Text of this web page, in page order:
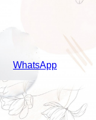
WhatsApp